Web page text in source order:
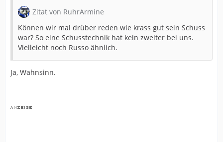
Zitat von RuhrArmine
Können wir mal drüber reden wie krass gut sein Schuss
war? So eine Schusstechnik hat kein zweiter bei uns.
Vielleicht noch Russo ähnlich.
Ja, Wahnsinn.